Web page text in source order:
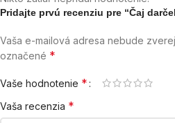
Pridajte prvú recenziu pre “Čaj
Vaša e-mailová adresa nebude
označené *
Vaše hodnotenie *
Vaša recenzia *